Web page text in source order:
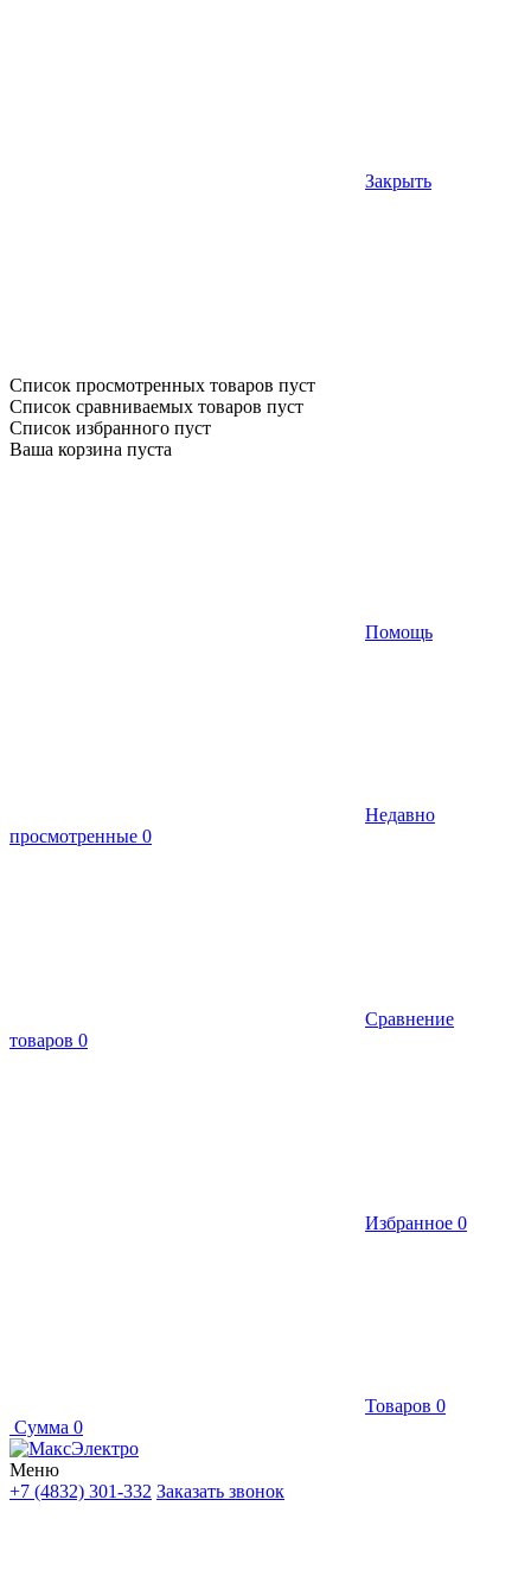
Закрыть
Список просмотренных товаров пуст
Список сравниваемых товаров пуст
Список избранного пуст
Ваша корзина пуста
Помощь
Недавно
просмотренные 0
Сравнение
товаров 0
Избранное 0
Товаров 0
Сумма 0
Меню
+7 (4832) 301-332 Заказать звонок